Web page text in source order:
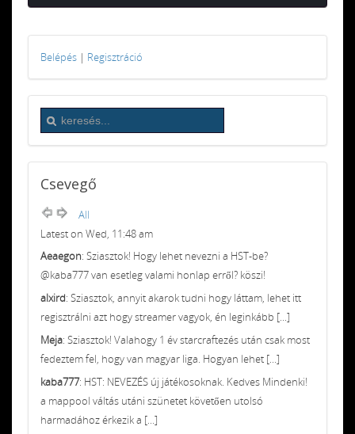
Belépés | Regisztráció
Csevegő
All
Latest on Wed, 11:48 am
Aeaegon: Sziasztok! Hogy lehet nevezni a HST-be?
@kaba777 van esetleg valami honlap erről? köszi!
alxird: Sziasztok, annyit akarok tudni hogy láttam, lehet itt
regisztrálni azt hogy streamer vagyok, én leginkább [...]
Meja: Sziasztok! Valahogy 1 év starcraftezés után csak most
fedeztem fel, hogy van magyar liga. Hogyan lehet [...]
kaba777: HST: NEVEZÉS új játékosoknak. Kedves Mindenki!
a mappool váltás utáni szünetet követően utolsó
harmadához érkezik a [...]